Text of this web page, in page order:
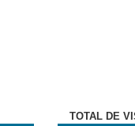
TOTAL DE